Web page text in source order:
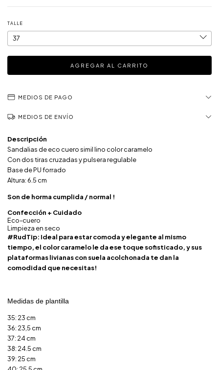
TALLE
MEDIOS DE PAGO
MEDIOS DE ENVÍO
Descripción
Sandalias de eco cuero simil lino color caramelo
Con dos tiras cruzadas y pulsera regulable
Base de PU forrado
Altura: 6.5 cm
Son de horma cumplida / normal !
Confección + Cuidado
Eco-cuero
Limpieza en seco
#RudTip: Ideal para estar comoda y elegante al mismo
tiempo, el color caramelo le da ese toque sofisticado, y sus
plataformas livianas con suela acolchonada te dan la
comodidad que necesitas!
Medidas de plantilla
35: 23 cm
36: 23,5 cm
37: 24 cm
38: 24.5 cm
39: 25 cm